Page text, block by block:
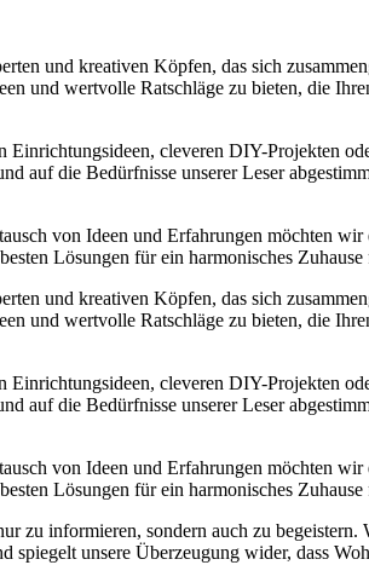
und kreativen Köpfen, das sich
und wertvolle Ratschläge zu bieten, die
cleveren DIY-Projekten
auf die Bedürfnisse unserer Leser
von Ideen und Erfahrungen möchten wir
Lösungen für ein harmonisches Zuhause
und kreativen Köpfen, das sich
und wertvolle Ratschläge zu bieten, die
cleveren DIY-Projekten
auf die Bedürfnisse unserer Leser
von Ideen und Erfahrungen möchten wir
Lösungen für ein harmonisches Zuhause
zu informieren, sondern auch zu begeistern.
unsere Überzeugung wider, dass